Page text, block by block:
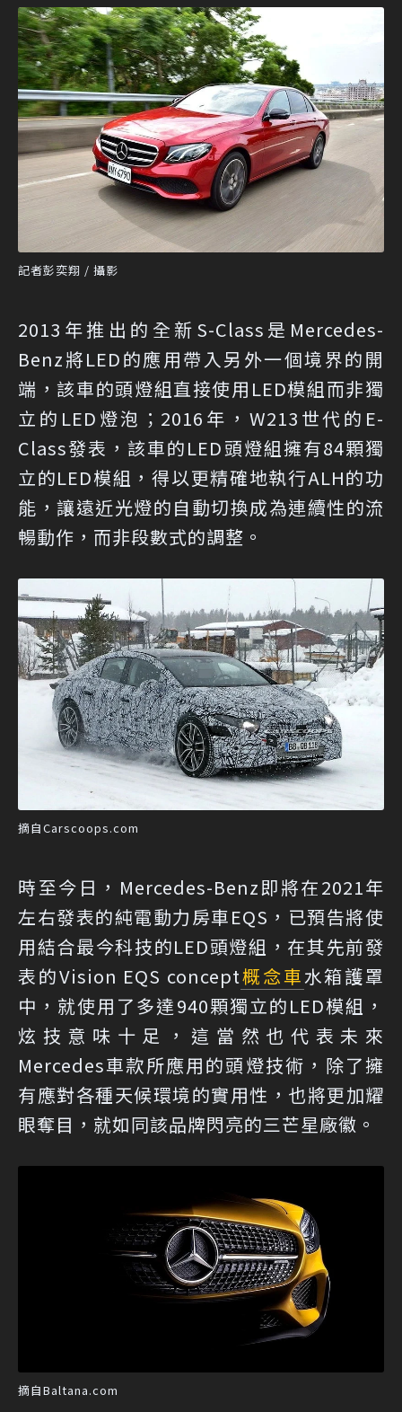
記者彭奕翔 / 攝影
2013年推出的全新S-Class是Mercedes-
Benz將LED的應用帶入另外一個境界的開
端，該車的頭燈組直接使用LED模組而非獨
立的LED燈泡；2016年，W213世代的E-
Class發表，該車的LED頭燈組擁有84顆獨
立的LED模組，得以更精確地執行ALH的功
能，讓遠近光燈的自動切換成為連續性的流
暢動作，而非段數式的調整。
摘自Carscoops.com
時至今日，Mercedes-Benz即將在2021年
左右發表的純電動力房車EQS，已預告將使
用結合最今科技的LED頭燈組，在其先前發
表的Vision EQS concept概念車水箱護罩
中，就使用了多達940顆獨立的LED模組，
炫技意味十足，這當然也代表未來
Mercedes車款所應用的頭燈技術，除了擁
有應對各種天候環境的實用性，也將更加耀
眼奪目，就如同該品牌閃亮的三芒星廠徽。
摘自Baltana.com